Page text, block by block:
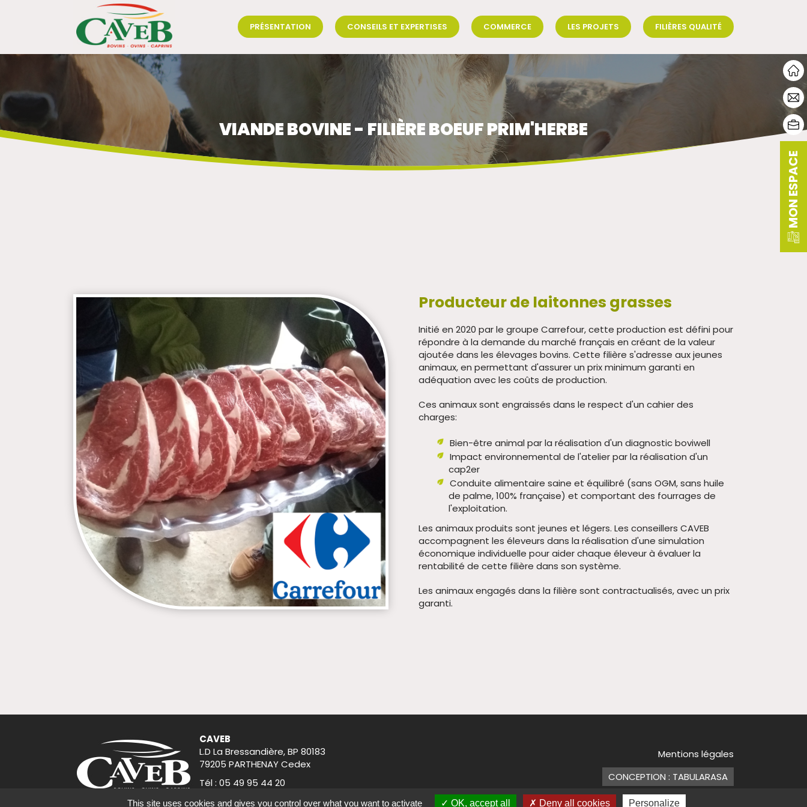
PRÉSENTATION CONSEILS ET EXPERTISES COMMERCE LES PROJETS FILIÈRES QUALITÉ
MON ESPACE
VIANDE BOVINE - FILIÈRE BOEUF PRIM'HERBE
Producteur de laitonnes grasses
Initié en 2020 par le groupe Carrefour, cette production est défini pour
répondre à la demande du marché français en créant de la valeur
ajoutée dans les élevages bovins. Cette filière s'adresse aux jeunes
animaux, en permettant d'assurer un prix minimum garanti en
adéquation avec les coûts de production.
Ces animaux sont engraissés dans le respect d'un cahier des
charges:
Bien-être animal par la réalisation d'un diagnostic boviwell
Impact environnemental de l'atelier par la réalisation d'un
cap2er
Conduite alimentaire saine et équilibré (sans OGM, sans huile
de palme, 100% française) et comportant des fourrages de
l'exploitation.
Les animaux produits sont jeunes et légers. Les conseillers CAVEB
accompagnent les éleveurs dans la réalisation d'une simulation
économique individuelle pour aider chaque éleveur à évaluer la
rentabilité de cette filière dans son système.
Les animaux engagés dans la filière sont contractualisés, avec un prix
garanti.
CAVEB
L.D La Bressandière, BP 80183
79205 PARTHENAY Cedex
Tél : 05 49 95 44 20
Mentions légales
CONCEPTION : TABULARASA
This site uses cookies and gives you control over what you want to activate OK, accept all Deny all cookies Personalize